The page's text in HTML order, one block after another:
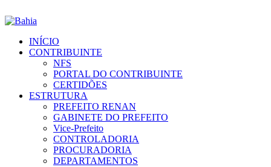
INÍCIO
CONTRIBUINTE
NFS
PORTAL DO CONTRIBUINTE
CERTIDÕES
ESTRUTURA
PREFEITO RENAN
GABINETE DO PREFEITO
Vice-Prefeito
CONTROLADORIA
PROCURADORIA
DEPARTAMENTOS